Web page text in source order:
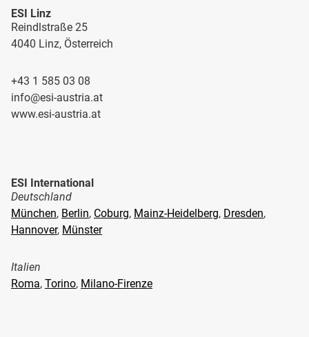
ESI Linz
Reindlstraße 25
4040 Linz, Österreich
+43 1 585 03 08
info@esi-austria.at
www.esi-austria.at
ESI International
Deutschland
München, Berlin, Coburg, Mainz-Heidelberg, Dresden,
Hannover, Münster
Italien
Roma, Torino, Milano-Firenze